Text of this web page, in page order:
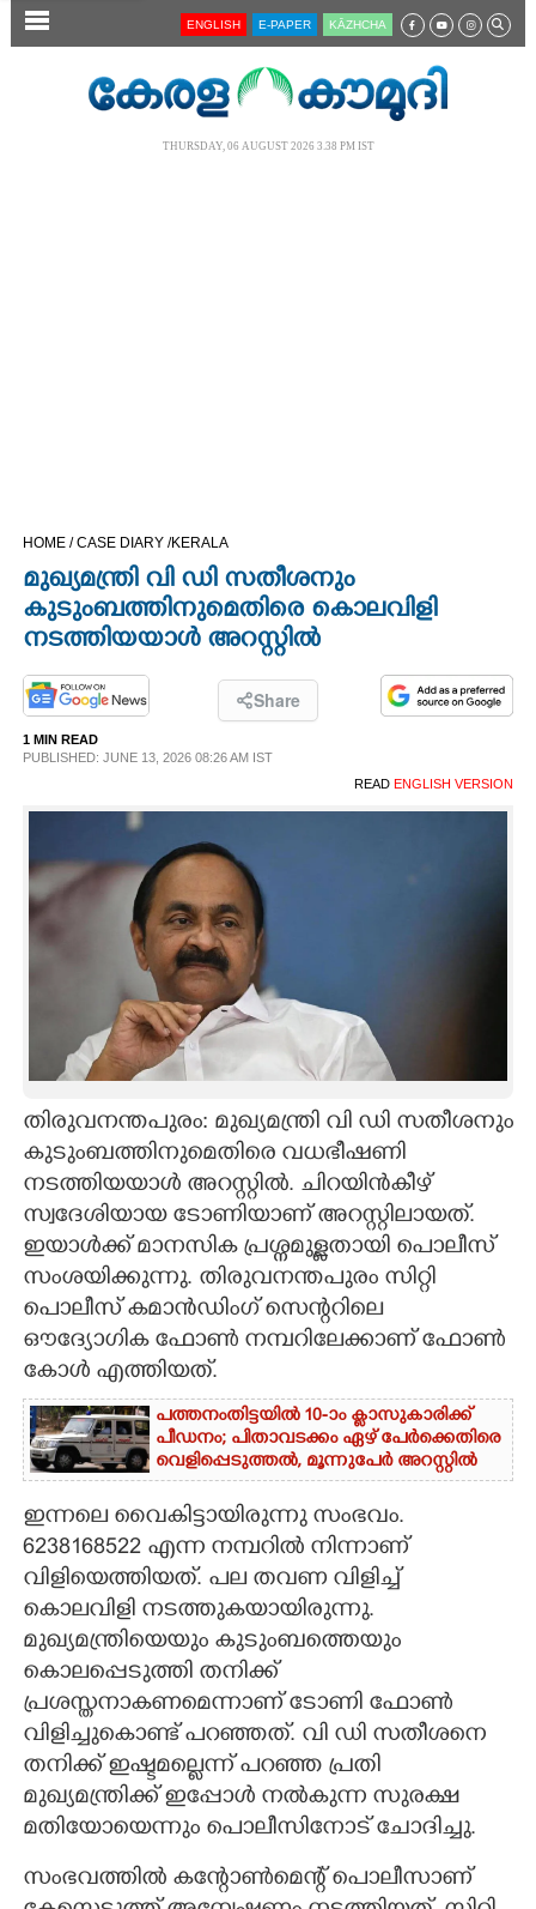
SECTIONS
OPINION
PHOTOS
LIFESTYLE
INFO+
ASTRO
CARTOONS
LITERATURE
ZOOM
ENGLISH E-PAPER KĀZHCHA
THURSDAY, 06 AUGUST 2026 3.38 PM IST
HOME /CASE DIARY /KERALA
മുഖ്യമന്ത്രി വി ഡി സതീശനും
കുടുംബത്തിനുമെതിരെ കൊലവിളി
നടത്തിയയാൾ അറസ്റ്റിൽ
Share
1 MIN READ
PUBLISHED: JUNE 13, 2026 08:26 AM IST
READ ENGLISH VERSION
തിരുവനന്തപുരം: മുഖ്യമന്ത്രി വി ഡി സതീശനും
കുടുംബത്തിനുമെതിരെ വധഭീഷണി
നടത്തിയയാൾ അറസ്റ്റിൽ. ചിറയിൻകീഴ്
സ്വദേശിയായ ടോണിയാണ് അറസ്റ്റിലായത്.
ഇയാൾക്ക് മാനസിക പ്രശ്നമുള്ളതായി പൊലീസ്
സംശയിക്കുന്നു. തിരുവനന്തപുരം സിറ്റി
പൊലീസ് കമാൻഡിംഗ് സെന്ററിലെ
ഔദ്യോഗിക ഫോൺ നമ്പറിലേക്കാണ് ഫോൺ
കോൾ എത്തിയത്.
പത്തനംതിട്ടയിൽ 10-ാം ക്ലാസുകാരിക്ക്
പീഡനം; പിതാവടക്കം ഏഴ് പേർക്കെതിരെ
വെളിപ്പെടുത്തൽ, മൂന്നുപേർ അറസ്റ്റിൽ
ഇന്നലെ വൈകിട്ടായിരുന്നു സംഭവം.
6238168522 എന്ന നമ്പറിൽ നിന്നാണ്
വിളിയെത്തിയത്. പല തവണ വിളിച്ച്
കൊലവിളി നടത്തുകയായിരുന്നു.
മുഖ്യമന്ത്രിയെയും കുടുംബത്തെയും
കൊലപ്പെടുത്തി തനിക്ക്
പ്രശസ്തനാകണമെന്നാണ് ടോണി ഫോൺ
വിളിച്ചുകൊണ്ട് പറഞ്ഞത്. വി ഡി സതീശനെ
തനിക്ക് ഇഷ്ടമല്ലെന്ന് പറഞ്ഞ പ്രതി
മുഖ്യമന്ത്രിക്ക് ഇപ്പോൾ നൽകുന്ന സുരക്ഷ
മതിയോയെന്നും പൊലീസിനോട് ചോദിച്ചു.
സംഭവത്തിൽ കന്റോൺമെന്റ് പൊലീസാണ്